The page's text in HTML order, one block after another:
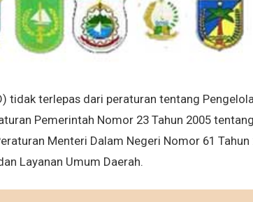
tidak terlepas dari peraturan tentang
Pemerintah Nomor 23 Tahun 2005 tentang
Menteri Dalam Negeri Nomor 61 Tahun
Layanan Umum Daerah.